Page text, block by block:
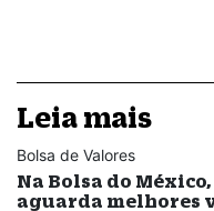
Leia mais
Bolsa de Valores
Na Bolsa do
aguarda melhores